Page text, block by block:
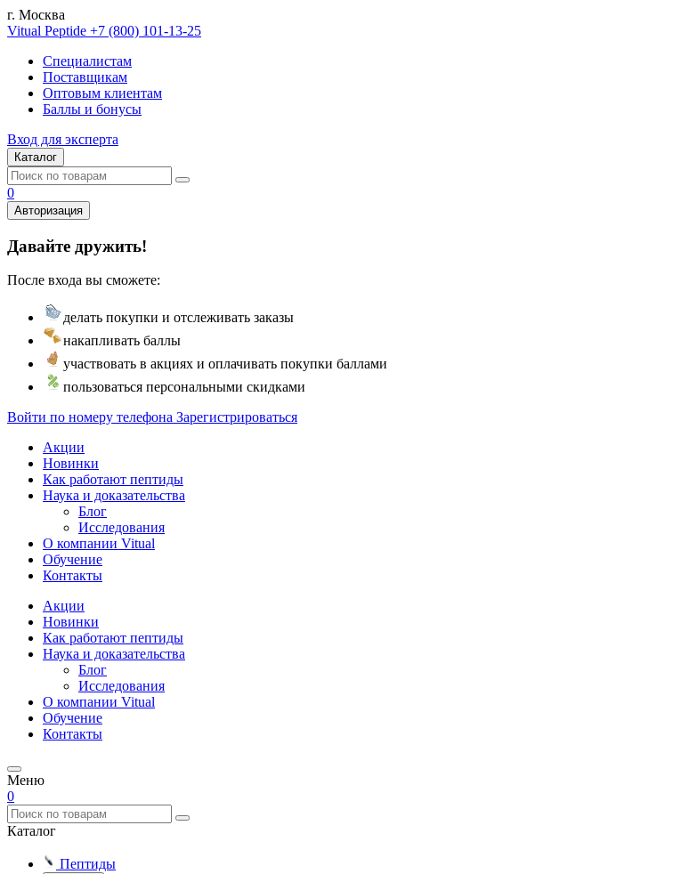
г. Москва
Vitual Peptide +7 (800) 101-13-25
Специалистам
Поставщикам
Оптовым клиентам
Баллы и бонусы
Вход для эксперта
Каталог
0
Авторизация
Давайте дружить!
После входа вы сможете:
делать покупки и отслеживать заказы
накапливать баллы
участвовать в акциях и оплачивать покупки баллами
пользоваться персональными скидками
Войти по номеру телефона Зарегистрироваться
Акции
Новинки
Как работают пептиды
Наука и доказательства
Блог
Исследования
О компании Vitual
Обучение
Контакты
Акции
Новинки
Как работают пептиды
Наука и доказательства
Блог
Исследования
О компании Vitual
Обучение
Контакты
Меню
0
Каталог
Пептиды